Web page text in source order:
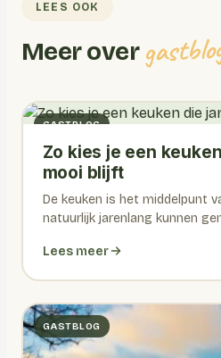
LEES OOK
Meer over
GASTBLOG
Zo kies je een
mooi blijft
De keuken is het middelpunt
natuurlijk jarenlang kunnen
Lees meer
GASTBLOG